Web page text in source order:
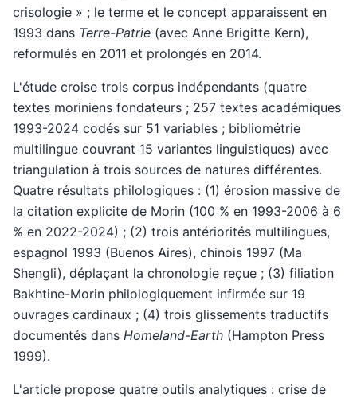
crisologie » ; le terme et le concept apparaissent en
1993 dans Terre-Patrie (avec Anne Brigitte Kern),
reformulés en 2011 et prolongés en 2014.
L'étude croise trois corpus indépendants (quatre
textes moriniens fondateurs ; 257 textes académiques
1993-2024 codés sur 51 variables ; bibliométrie
multilingue couvrant 15 variantes linguistiques) avec
triangulation à trois sources de natures différentes.
Quatre résultats philologiques : (1) érosion massive de
la citation explicite de Morin (100 % en 1993-2006 à 6
% en 2022-2024) ; (2) trois antériorités multilingues,
espagnol 1993 (Buenos Aires), chinois 1997 (Ma
Shengli), déplaçant la chronologie reçue ; (3) filiation
Bakhtine-Morin philologiquement infirmée sur 19
ouvrages cardinaux ; (4) trois glissements traductifs
documentés dans Homeland-Earth (Hampton Press
1999).
L'article propose quatre outils analytiques : crise de